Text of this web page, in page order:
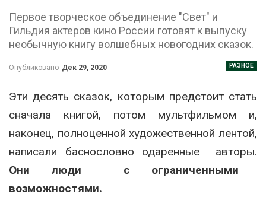
Первое творческое объединение "Свет" и
Гильдия актеров кино России готовят к выпуску
необычную книгу волшебных новогодних сказок.
РАЗНОЕ
Опубликовано Дек 29, 2020
Эти десять сказок, которым предстоит стать
сначала книгой, потом мультфильмом и,
наконец, полноценной художественной лентой,
написали баснословно одаренные авторы.
Они люди с ограниченными
возможностями.